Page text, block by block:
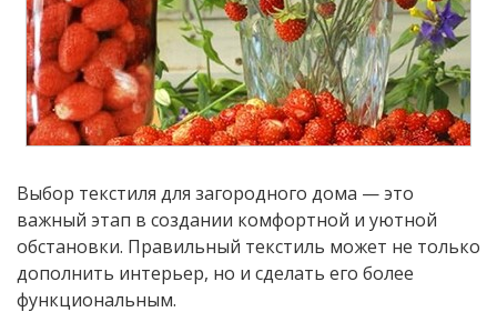
Выбор текстиля для загородного дома — это
важный этап в создании комфортной и уютной
обстановки. Правильный текстиль может не только
дополнить интерьер, но и сделать его более
функциональным.